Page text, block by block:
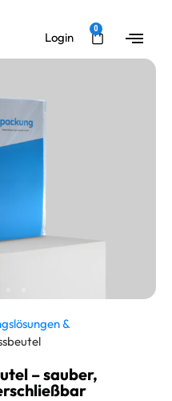
Login
0
&
– sauber,